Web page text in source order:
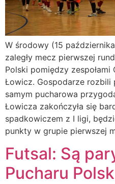
W środowy (15
zaległy mecz pierwszej
Polski pomiędzy zespołami
Łowicz. Gospodarze rozbili
samym pucharowa
Łowicza zakończyła się
spadkowiczem z I ligi,
punkty w grupie pierwszej
Futsal: Są
Pucharu